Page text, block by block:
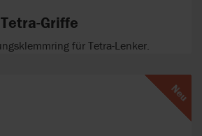
Griffe
für Tetra-Lenker.
Neu